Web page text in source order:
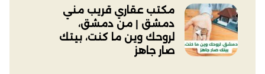
مكتب عقاري قريب مني
دمشق | من دمشق،
لروحك وين ما كنت، بيتك
صار جاهز